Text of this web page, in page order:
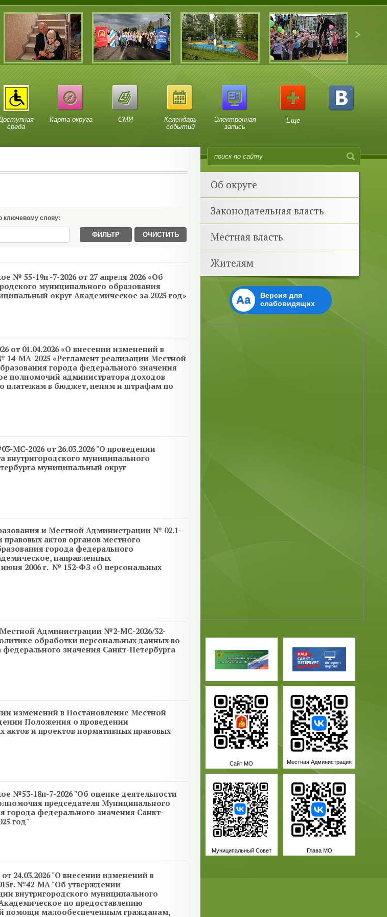
среда
Карта округа СМИ
Календарь
событий
Электронная
запись
Еще
ключевому слову:
55-19п -7-2026 от 27 апреля 2026 «Об
муниципального образования
округ Академическое за 2025 год»
01.04.2026 «О внесении изменений в
14-МА-2025 «Регламент реализации Местной
города федерального значения
полномочий администратора доходов
платежам в бюджет, пеням и штрафам по
МС-2026 от 26.03.2026 "О проведении
муниципального
муниципальный округ
и Местной Администрации № 02.1-
актов органов местного
города федерального
направленных
2006 г. № 152-ФЗ «О персональных
Администрации №2-МС-2026/32-
обработки персональных данных во
значения Санкт-Петербурга
изменений в Постановление Местной
Положения о проведении
и проектов нормативных правовых
№53-18п-7-2026 "Об оценке деятельности
председателя Муниципального
города федерального значения Санкт-
год"
24.03.2026 "О внесении изменений в
№42-МА "Об утверждении
внутригородского муниципального
по предоставлению
помощи малообеспеченным гражданам,
Об округе
Законодательная власть
Местная власть
Жителям
Aa
Версия для
слабовидящих
Сайт МО Местная Администрация
Муниципальный Совет Глава МО